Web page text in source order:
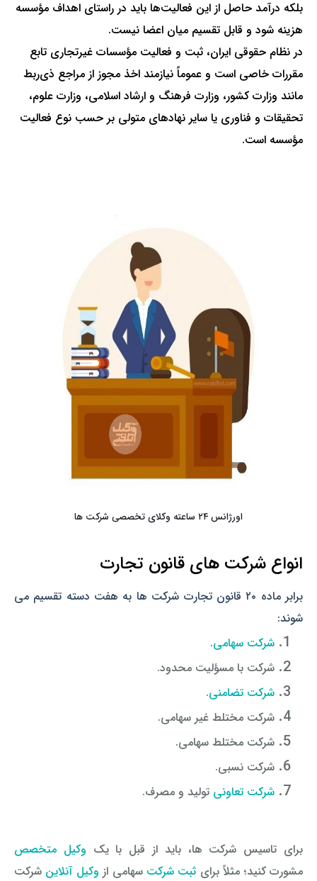
بلکه درآمد حاصل از این فعالیت‌ها باید در راستای اهداف مؤسسه
هزینه شود و قابل تقسیم میان اعضا نیست.
در نظام حقوقی ایران، ثبت و فعالیت مؤسسات غیرتجاری تابع
مقررات خاصی است و عموماً نیازمند اخذ مجوز از مراجع ذی‌ربط
مانند وزارت کشور، وزارت فرهنگ و ارشاد اسلامی، وزارت علوم،
تحقیقات و فناوری یا سایر نهادهای متولی بر حسب نوع فعالیت
مؤسسه است.
اورژانس ۲۴ ساعته وکلای تخصصی شرکت ها
انواع شرکت های قانون تجارت
برابر ماده ۲۰ قانون تجارت شرکت ها به هفت دسته تقسیم می
شوند:
شرکت سهامی.
شرکت با مسؤلیت محدود.
شرکت تضامنی.
شرکت مختلط غیر سهامی.
شرکت مختلط سهامی.
شرکت نسبی.
شرکت تعاونی تولید و مصرف.
برای تاسیس شرکت ها، باید از قبل با یک وکیل متخصص
مشورت کنید؛ مثلاً برای ثبت شرکت سهامی از وکیل آنلاین شرکت